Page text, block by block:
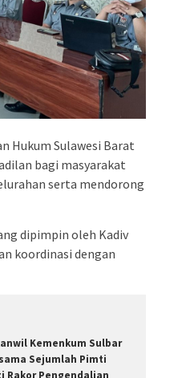
Hukum Sulawesi Barat
bagi masyarakat
serta mendorong
dipimpin oleh Kadiv
koordinasi dengan
Kemenkum Sulbar
Sejumlah Pimti
Rakor Pengendalian